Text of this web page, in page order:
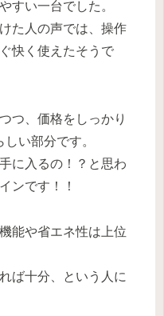
すい一台でした。
た人の声では、操作
快く使えたそうで
つ、価格をしっかり
い部分です。
に入るの！？と思わ
ンです！！
能や省エネ性は上位
ば十分、という人に